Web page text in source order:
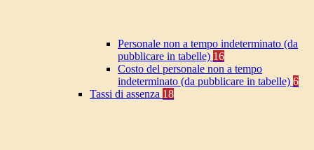
Personale non a tempo indeterminato (da
pubblicare in tabelle) 16
Costo del personale non a tempo
indeterminato (da pubblicare in tabelle) 6
Tassi di assenza 18